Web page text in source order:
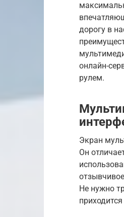
дорогу в
онлайн-
рулем.
Экран
Он
Не нужно